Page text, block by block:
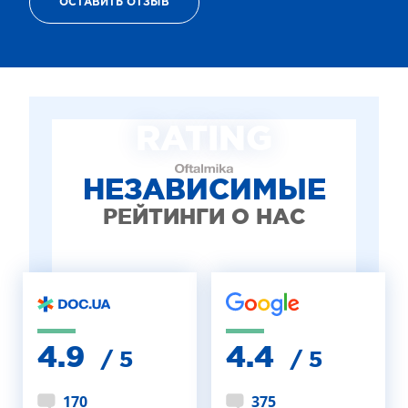
ТЕРАПИЯ САХАРНОГО ДИАБЕТА
ЛЕЧЕНИЕ ЗАБОЛЕВАНИЙ СЕТЧАТКИ
ЭСТЕТИЧЕСКАЯ ХИРУРГИЯ
ОСТАВИТЬ ОТЗЫВ
НЕЗАВИСИМЫЕ
РЕЙТИНГИ О НАС
4.9 / 5
170
4.4 / 5
375